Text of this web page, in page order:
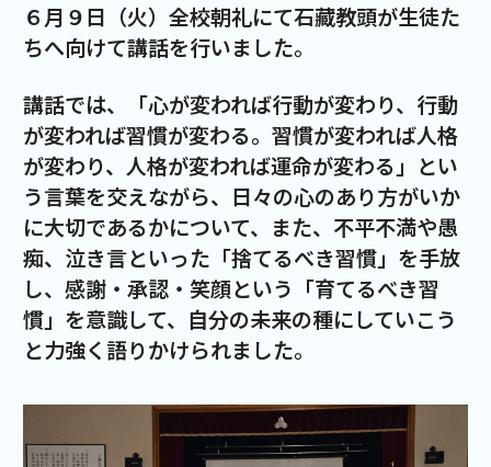
６月９日（火）全校朝礼にて石藏教頭が生徒た
ちへ向けて講話を行いました。
講話では、「心が変われば行動が変わり、行動
が変われば習慣が変わる。習慣が変われば人格
が変わり、人格が変われば運命が変わる」とい
う言葉を交えながら、日々の心のあり方がいか
に大切であるかについて、また、不平不満や愚
痴、泣き言といった「捨てるべき習慣」を手放
し、感謝・承認・笑顔という「育てるべき習
慣」を意識して、自分の未来の種にしていこう
と力強く語りかけられました。